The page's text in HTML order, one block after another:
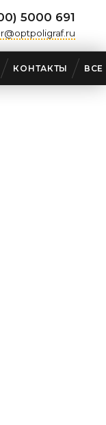
5000 691
КОНТАКТЫ ВСЕ